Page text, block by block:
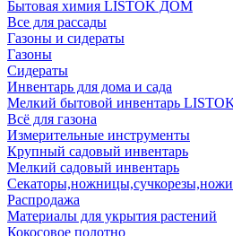
Бытовая химия LISTOK ДОМ
Все для рассады
Газоны и сидераты
Газоны
Сидераты
Инвентарь для дома и сада
Мелкий бытовой инвентарь
Всё для газона
Измерительные инструменты
Крупный садовый инвентарь
Мелкий садовый инвентарь
Секаторы,ножницы,сучкорезы,ножи
Распродажа
Материалы для укрытия растений
Кокосовое полотно